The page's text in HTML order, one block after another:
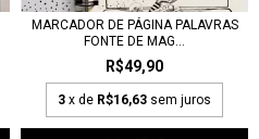
MARCADOR DE PÁGINA PALAVRAS
FONTE DE MAG...
R$49,90
3 x de R$16,63 sem juros